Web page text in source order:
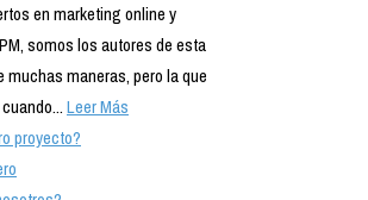
en marketing online y
somos los autores de esta
muchas maneras, pero la que
Leer Más
proyecto?